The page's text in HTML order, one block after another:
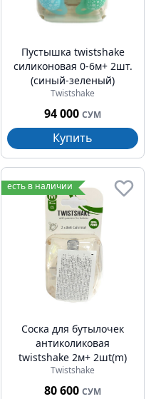
Пустышка twistshake
силиконовая 0-6м+ 2шт.
(синый-зеленый)
Twistshake
94 000 СУМ
Купить
есть в наличии
Соска для бутылочек
антиколиковая
twistshake 2м+ 2шt(m)
Twistshake
80 600 СУМ